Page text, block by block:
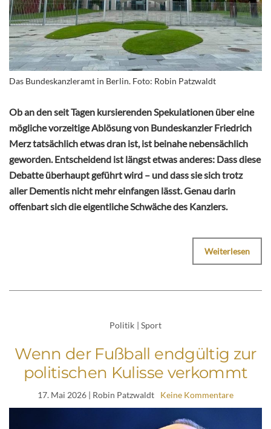
Das Bundeskanzleramt in Berlin. Foto: Robin Patzwaldt
Ob an den seit Tagen kursierenden Spekulationen über eine
mögliche vorzeitige Ablösung von Bundeskanzler Friedrich
Merz tatsächlich etwas dran ist, ist beinahe nebensächlich
geworden. Entscheidend ist längst etwas anderes: Dass diese
Debatte überhaupt geführt wird – und dass sie sich trotz
aller Dementis nicht mehr einfangen lässt. Genau darin
offenbart sich die eigentliche Schwäche des Kanzlers.
Weiterlesen
Politik Sport
Wenn der Fußball endgültig zur
politischen Kulisse verkommt
17. Mai 2026 | Robin Patzwaldt Keine Kommentare